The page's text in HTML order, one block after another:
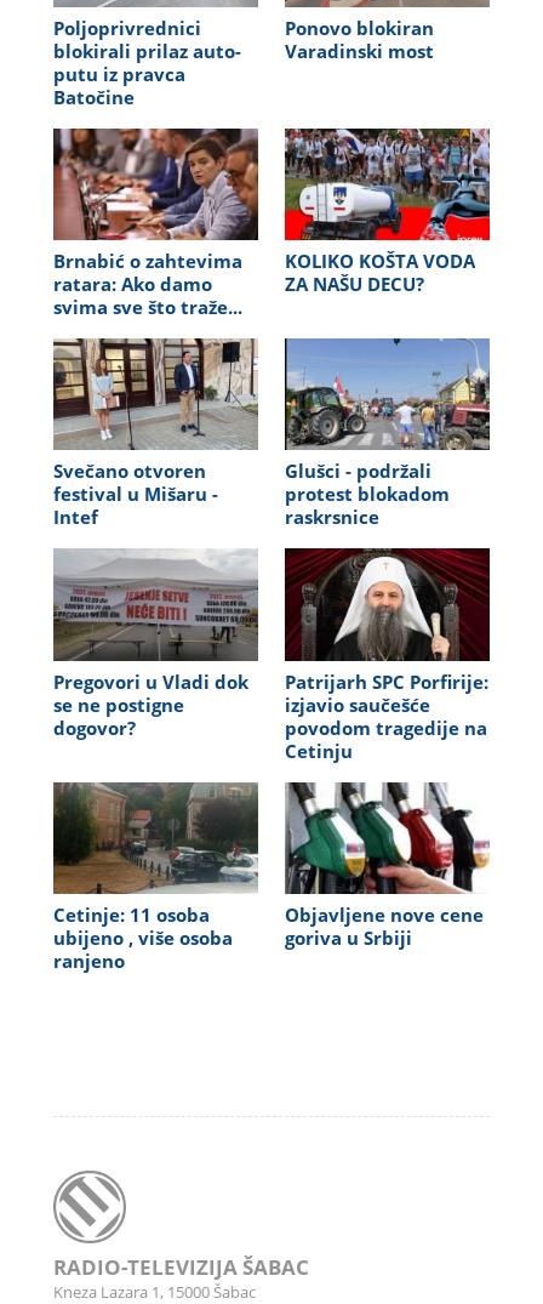
Poljoprivrednici
blokirali prilaz auto-
putu iz pravca
Batočine
Ponovo blokiran
Varadinski most
Brnabić o zahtevima
ratara: Ako damo
svima sve što traže...
KOLIKO KOŠTA VODA
ZA NAŠU DECU?
Svečano otvoren
festival u Mišaru -
Intef
Glušci - podržali
protest blokadom
raskrsnice
Pregovori u Vladi dok
se ne postigne
dogovor?
Patrijarh SPC Porfirije:
izjavio saučešće
povodom tragedije na
Cetinju
Cetinje: 11 osoba
ubijeno , više osoba
ranjeno
Objavljene nove cene
goriva u Srbiji
RADIO-TELEVIZIJA ŠABAC
Kneza Lazara 1, 15000 Šabac